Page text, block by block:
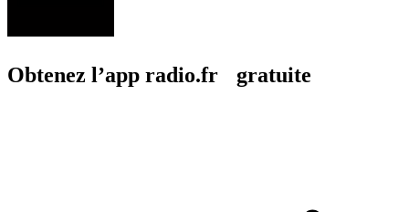
Obtenez l’app radio.fr gratuite